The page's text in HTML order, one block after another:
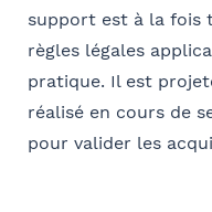
support est à la fois
règles légales
pratique. Il est
réalisé en cours de
pour valider les